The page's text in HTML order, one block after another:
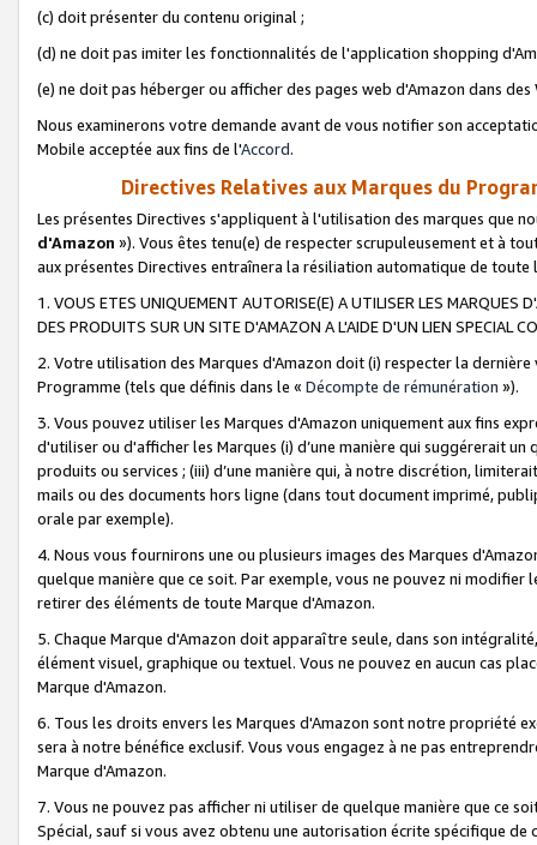
(c) doit présenter du contenu original ;
(d) ne doit pas imiter les fonctionnalités de l'application shopping
(e) ne doit pas héberger ou afficher des pages web d'Amazon dans
Nous examinerons votre demande avant de vous notifier son
Mobile acceptée aux fins de l'Accord.
Directives Relatives aux Marques du
Les présentes Directives s'appliquent à l'utilisation des marques que
d'Amazon »). Vous êtes tenu(e) de respecter scrupuleusement et à
aux présentes Directives entraînera la résiliation automatique de
1. VOUS ETES UNIQUEMENT AUTORISE(E) A UTILISER LES MARQUES
DES PRODUITS SUR UN SITE D'AMAZON A L'AIDE D'UN LIEN SPECIAL
2. Votre utilisation des Marques d'Amazon doit (i) respecter la
Programme (tels que définis dans le « Décompte de rémunération »).
3. Vous pouvez utiliser les Marques d'Amazon uniquement aux fins
d'utiliser ou d'afficher les Marques (i) d’une manière qui suggérerait
produits ou services ; (iii) d’une manière qui, à notre discrétion,
mails ou des documents hors ligne (dans tout document imprimé,
orale par exemple).
4. Nous vous fournirons une ou plusieurs images des Marques
quelque manière que ce soit. Par exemple, vous ne pouvez ni
retirer des éléments de toute Marque d'Amazon.
5. Chaque Marque d'Amazon doit apparaître seule, dans son
élément visuel, graphique ou textuel. Vous ne pouvez en aucun cas
Marque d'Amazon.
6. Tous les droits envers les Marques d'Amazon sont notre propriété
sera à notre bénéfice exclusif. Vous vous engagez à ne pas
Marque d'Amazon.
7. Vous ne pouvez pas afficher ni utiliser de quelque manière que ce
Spécial, sauf si vous avez obtenu une autorisation écrite spécifique de